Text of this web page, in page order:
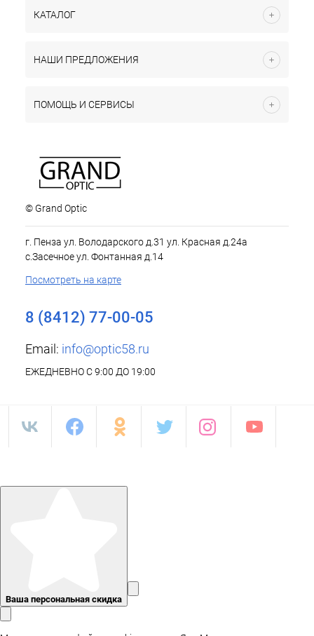
КАТАЛОГ
НАШИ ПРЕДЛОЖЕНИЯ
ПОМОЩЬ И СЕРВИСЫ
© Grand Optic
г. Пенза ул. Володарского д.31 ул. Красная д.24а
с.Засечное ул. Фонтанная д.14
Посмотреть на карте
8 (8412) 77-00-05
Email: info@optic58.ru
ЕЖЕДНЕВНО С 9:00 ДО 19:00
Ваша персональная скидка